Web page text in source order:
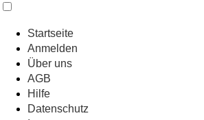
Startseite
Anmelden
Über uns
AGB
Hilfe
Datenschutz